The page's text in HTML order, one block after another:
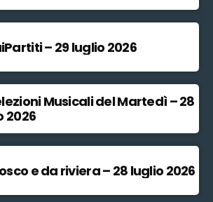
– 29 luglio 2026
Musicali del Martedì – 28
2026
e da riviera – 28 luglio 2026